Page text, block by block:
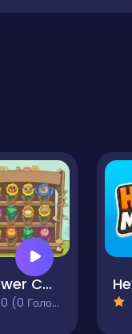
Flower Collection
0 (0 Голосів)